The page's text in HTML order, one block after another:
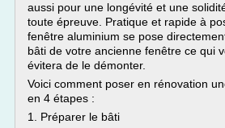
aussi pour une longévité et une
toute épreuve. Pratique et rapide à
fenêtre aluminium se pose
bâti de votre ancienne fenêtre ce qui
évitera de le démonter.
Voici comment poser en rénovation
en 4 étapes :
1. Préparer le bâti